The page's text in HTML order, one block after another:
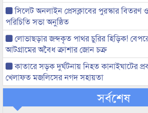
সিলেট অনলাইন প্রেসক্লাবের পুরস্কার
পরিচিতি সভা অনুষ্ঠিত
লোভাছড়ার জব্দকৃত পাথর চুরির হিড়িক!
আটগ্রামের অবৈধ ক্রাশার জোন চক্র
কাতারে সড়ক দুর্ঘটনায় নিহত কানাইঘাটের
খেলাফত মজলিসের নগদ সহায়তা
সর্বশেষ